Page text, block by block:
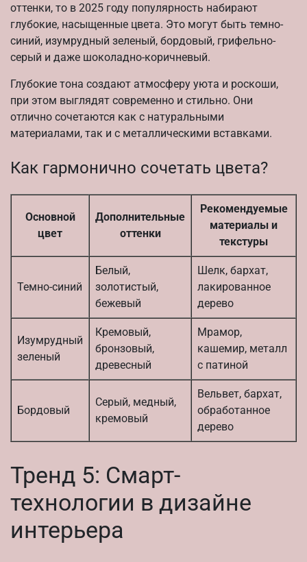
оттенки, то в 2025 году популярность набирают
глубокие, насыщенные цвета. Это могут быть темно-
синий, изумрудный зеленый, бордовый, грифельно-
серый и даже шоколадно-коричневый.
Глубокие тона создают атмосферу уюта и роскоши,
при этом выглядят современно и стильно. Они
отлично сочетаются как с натуральными
материалами, так и с металлическими вставками.
Как гармонично сочетать цвета?
Основной
цвет
Дополнительные
оттенки
Рекомендуемые
материалы и
текстуры
Темно-синий
Белый,
золотистый,
бежевый
Шелк, бархат,
лакированное
дерево
Изумрудный
зеленый
Кремовый,
бронзовый,
древесный
Мрамор,
кашемир, металл
с патиной
Бордовый
Серый, медный,
кремовый
Вельвет, бархат,
обработанное
дерево
Тренд 5: Смарт-
технологии в дизайне
интерьера